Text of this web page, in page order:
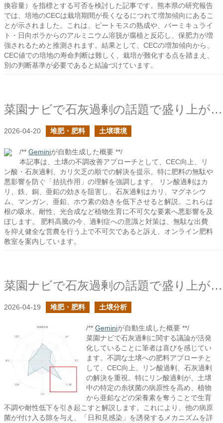
換容量）を指標とする可否を検討した記事です。熊本県の研究報告
では、培地のCECは栽培期間が長くなるにつれて増加傾向にあるこ
とが示されました。これは、ピートモスの熟成や、バーミキュライ
ト・日向ボラからのアルミニウム溶脱が腐植と反応し、保肥力が増
強されるためと推測されます。結果として、CECの増加傾向から、
CEC値での培地の寿命判断は難しく、栽培が難化する点を踏まえ、
別の判断基準が必要であると結論づけています。
菜園ナビで石灰過剰の話題で盛り上がっていて嬉しいの続き
2026-04-20 堆肥・肥料 土壌環境
/** Geminiが自動生成した概要 **/
本記事は、土壌の不調改善アプローチとして、CEC向上、リ
ン酸・石灰過剰、カリ欠乏の順での解決を提示。特に肥料の無駄や
悪影響を防ぐ「拮抗作用」の理解を強調します。 リン酸過剰はカ
リ、鉄、銅、亜鉛の効きを阻害し、石灰過剰はカリ、マグネシウ
ム、マンガン、亜鉛、ホウ素の効きを低下させると解説。これらは
根の吸水、耐性、光合成など植物生育に不可欠な要素へ悪影響を及
ぼします。 肥料高騰の今、過剰症への意識と対策は、無駄な出費
を抑え健全な営農を行う上で不可欠であると訴え、オンライン肥料
教室を案内しています。
菜園ナビで石灰過剰の話題で盛り上がっていて嬉しい
2026-04-19 堆肥・肥料 土壌分析
/** Geminiが自動生成した概要 **/
菜園ナビで石灰過剰に関する議論が活発
化していることに筆者は喜びを感じてい
ます。不調な土壌への肥料アプローチと
して、CEC向上、リン酸過剰、石灰過剰
の解決を重視。特にリン酸過剰が、土壌
中の特定の糸状菌の病原性を高め、植物
から亜鉛などの栄養素を奪うことで生育
不調や耐性低下を引き起こすと解説します。これにより、他の病原
菌が付け入る隙を与え、「日和見感染」を誘発するメカニズムを詳